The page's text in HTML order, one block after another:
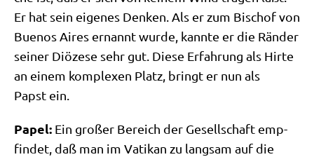
Er hat sein eige­nes Den­ken. Als er zum Bischof von
Bue­nos Aires ernannt wur­de, kann­te er die Rän­der
sei­ner Diö­ze­se sehr gut. Die­se Erfah­rung als Hir­te
an einem kom­ple­xen Platz, bringt er nun als
Papst ein.
Papel: Ein gro­ßer Bereich der Gesell­schaft emp­
fin­det, daß man im Vati­kan zu lang­sam auf die